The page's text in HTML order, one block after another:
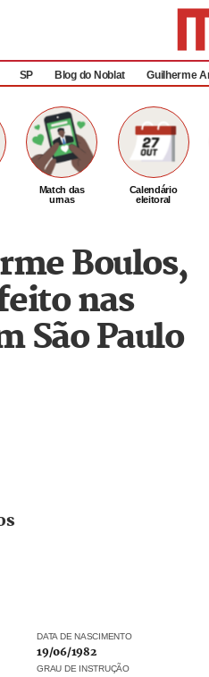
SP Blog do Noblat Guilherme
Match das
urnas
Calendário
eleitoral
Boulos,
nas
São Paulo
DATA DE NASCIMENTO
19/06/1982
GRAU DE INSTRUÇÃO